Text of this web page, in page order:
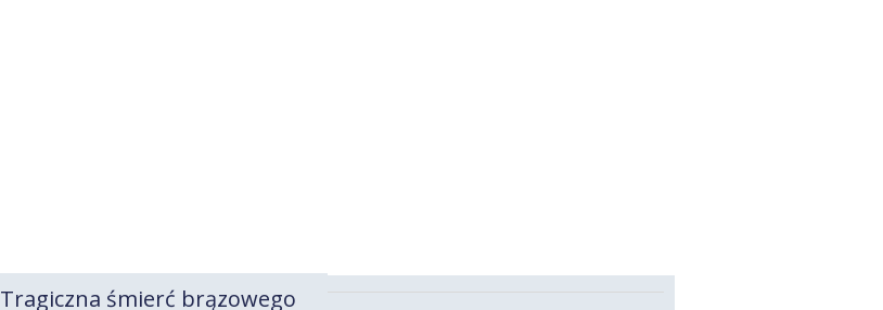
Tragiczna śmierć brązowego